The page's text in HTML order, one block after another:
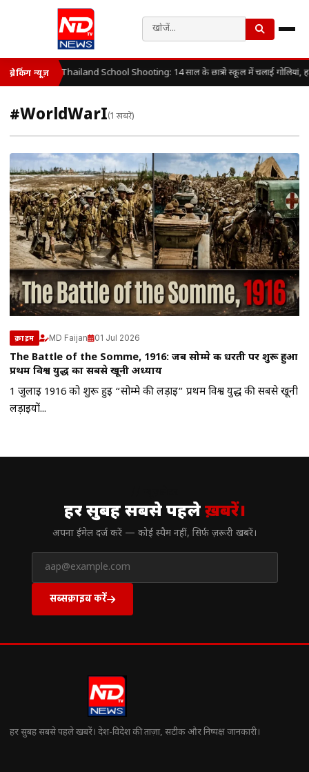
ब्रेकिंग न्यूज़ Thailand School Shooting: 14 साल के छात्र ने स्कूल में चलाई गोलियां,
#WorldWarI(1 खबरें)
क्राइम MD Faijan 01 Jul 2026
The Battle of the Somme, 1916: जब सोम्मे की धरती पर शुरू हुआ
प्रथम विश्व युद्ध का सबसे खूनी अध्याय
1 जुलाई 1916 को शुरू हुई “सोम्मे की लड़ाई” प्रथम विश्व युद्ध की सबसे खूनी
लड़ाइयों...
हर सुबह सबसे पहलेख़बरें।
अपना ईमेल दर्ज करें — कोई स्पैम नहीं, सिर्फ ज़रूरी खबरें।
सब्सक्राइब करें
हर सुबह सबसे पहले खबरें। देश-विदेश की ताज़ा, सटीक और निष्पक्ष जानकारी।